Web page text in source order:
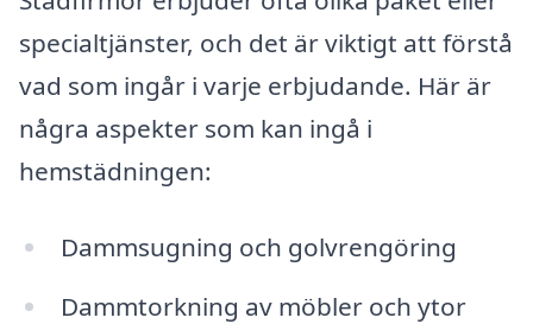
specialtjänster, och det är viktigt att förstå
vad som ingår i varje erbjudande. Här är
några aspekter som kan ingå i
hemstädningen:
Dammsugning och golvrengöring
Dammtorkning av möbler och ytor